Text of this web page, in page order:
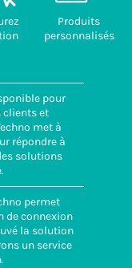
Produits
personnalisés
pour
clients et
met à
répondre à
solutions
permet
de connexion
la solution
un service